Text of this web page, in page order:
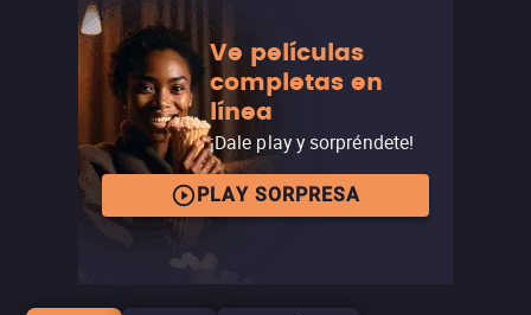
Ve películas
completas en
línea
¡Dale play y sorpréndete!
PLAY SORPRESA